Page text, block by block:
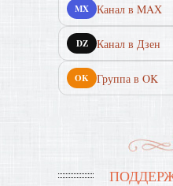
MX Канал в MAX
DZ Канал в Дзен
OK Группа в OK